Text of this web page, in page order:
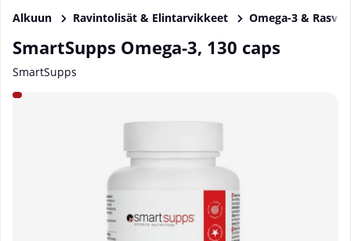
Alkuun Ravintolisät & Elintarvikkeet Omega-3 &
SmartSupps Omega-3, 130 caps
SmartSupps
Tuotekuvat SmartSupps Omega-3, 130 caps